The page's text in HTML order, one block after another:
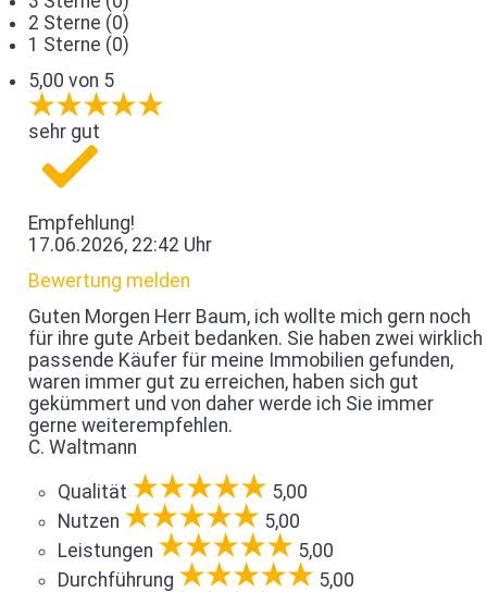
2 Sterne (0)
1 Sterne (0)
5,00 von 5
sehr gut
Empfehlung!
17.06.2026, 22:42 Uhr
Bewertung melden
Guten Morgen Herr Baum, ich wollte mich gern noch
für ihre gute Arbeit bedanken. Sie haben zwei wirklich
passende Käufer für meine Immobilien gefunden,
waren immer gut zu erreichen, haben sich gut
gekümmert und von daher werde ich Sie immer
gerne weiterempfehlen.
C. Waltmann
Qualität
5,00
Nutzen
5,00
Leistungen
5,00
Durchführung
5,00